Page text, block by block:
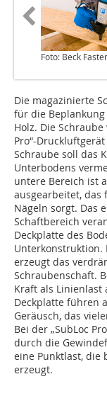
Foto: Beck
Die magazinierte
für die
Holz. Die
Pro“-
Schraube soll das
Unterbodens
untere Bereich ist
ausgearbeitet, das
Nägeln sorgt. Das
Schaftbereich
Deckplatte des
Unterkonstruktion.
erzeugt das
Schraubenschaft.
Kraft als Linienlast
Deckplatte führen
Geräusch, das
Bei der „SubLoc
durch die
eine Punktlast, die
erzeugt.